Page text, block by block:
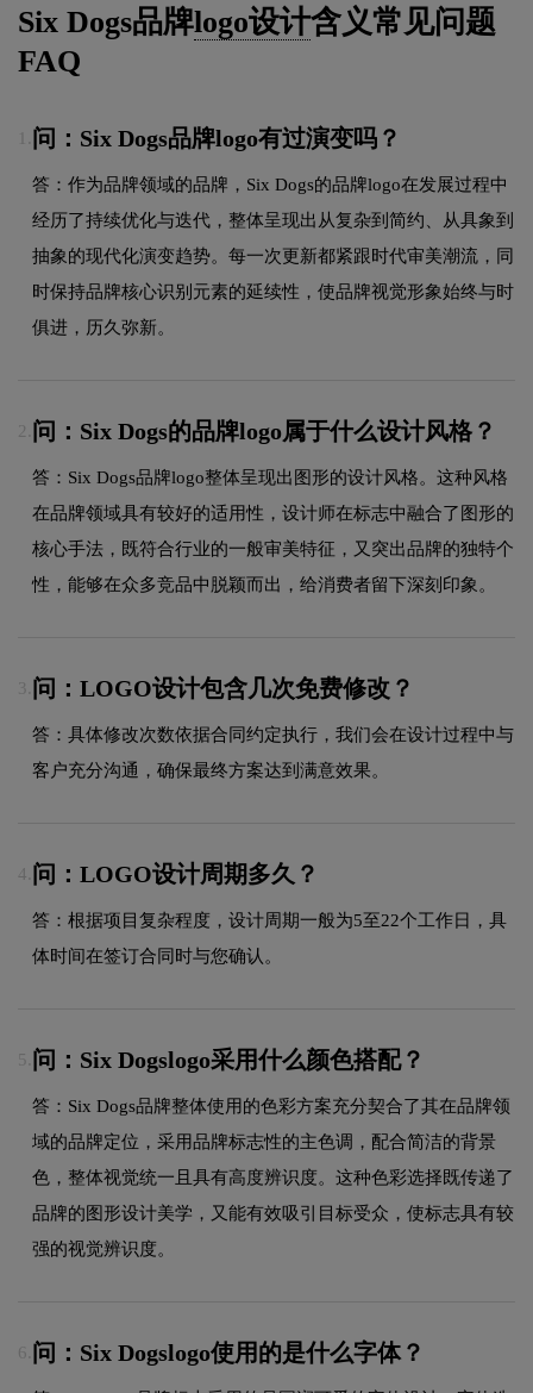
Six Dogs品牌logo设计含义常见问题
FAQ
问：Six Dogs品牌logo有过演变吗？
答：作为品牌领域的品牌，Six Dogs的品牌logo在发展过程中
经历了持续优化与迭代，整体呈现出从复杂到简约、从具象到
抽象的现代化演变趋势。每一次更新都紧跟时代审美潮流，同
时保持品牌核心识别元素的延续性，使品牌视觉形象始终与时
俱进，历久弥新。
2. 问：Six Dogs的品牌logo属于什么设计风格？
答：Six Dogs品牌logo整体呈现出图形的设计风格。这种风格
在品牌领域具有较好的适用性，设计师在标志中融合了图形的
核心手法，既符合行业的一般审美特征，又突出品牌的独特个
性，能够在众多竞品中脱颖而出，给消费者留下深刻印象。
3. 问：LOGO设计包含几次免费修改？
答：具体修改次数依据合同约定执行，我们会在设计过程中与
客户充分沟通，确保最终方案达到满意效果。
4. 问：LOGO设计周期多久？
答：根据项目复杂程度，设计周期一般为5至22个工作日，具
体时间在签订合同时与您确认。
5. 问：Six Dogslogo采用什么颜色搭配？
答：Six Dogs品牌整体使用的色彩方案充分契合了其在品牌领
域的品牌定位，采用品牌标志性的主色调，配合简洁的背景
色，整体视觉统一且具有高度辨识度。这种色彩选择既传递了
品牌的图形设计美学，又能有效吸引目标受众，使标志具有较
强的视觉辨识度。
6. 问：Six Dogslogo使用的是什么字体？